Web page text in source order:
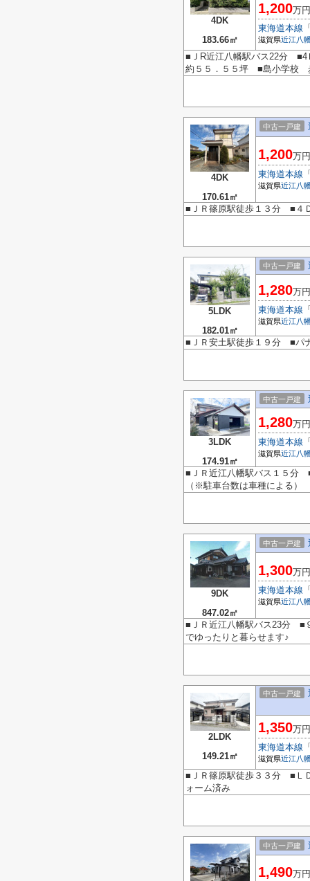
4DK
183.66㎡
1,200万円
東海道本線
滋賀県近江八
■ＪR近江八幡駅バス22分
約５５．５５坪 ■島小学校
4DK
170.61㎡
中古一戸建
1,200万円
東海道本線
滋賀県近江八
■ＪＲ篠原駅徒歩１３分 ■
5LDK
182.01㎡
中古一戸建
1,280万円
東海道本線
滋賀県近江八
■ＪＲ安土駅徒歩１９分 ■パ
3LDK
174.91㎡
中古一戸建
1,280万円
東海道本線
滋賀県近江八
■ＪＲ近江八幡駅バス１５
（※駐車台数は車種による）
9DK
847.02㎡
中古一戸建
1,300万円
東海道本線
滋賀県近江八
■ＪＲ近江八幡駅バス23分 ■
でゆったりと暮らせます♪
2LDK
149.21㎡
中古一戸建
1,350万円
東海道本線
滋賀県近江八
■ＪＲ篠原駅徒歩３３分 ■Ｌ
ォーム済み
中古一戸建
1,490万円